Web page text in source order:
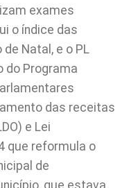
exames
o índice das
Natal, e o PL
do Programa
das receitas
e Lei
que reformula o
de